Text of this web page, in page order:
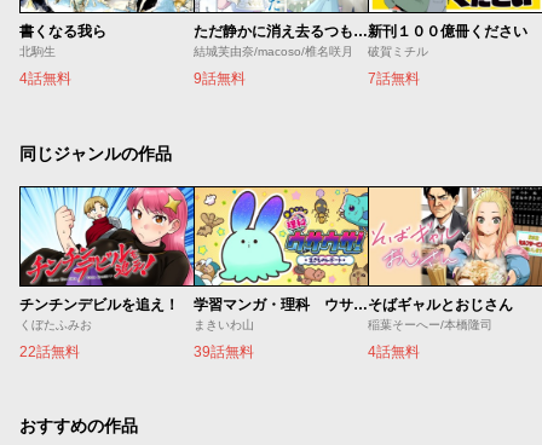
書くなる我ら
北駒生
4話無料
ただ静かに消え去るつもりでした
結城芙由奈/macoso/椎名咲月
9話無料
新刊１００億冊ください
破賀ミチル
7話無料
同じジャンルの作品
チンチンデビルを追え！
くぼたふみお
22話無料
学習マンガ・理科 ウサウサ！
まきいわ山
39話無料
そばギャルとおじさん
稲葉そーへー/本橋隆司
4話無料
おすすめの作品